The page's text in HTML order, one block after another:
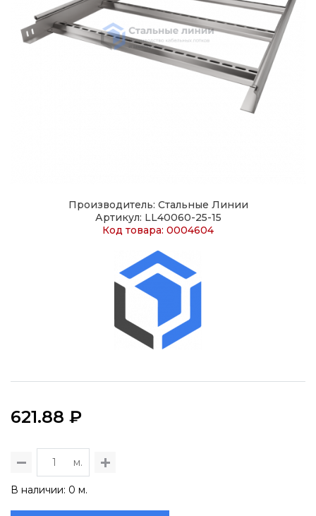
Производитель: Стальные Линии
Артикул: LL40060-25-15
Код товара: 0004604
621.88 ₽
м.
В наличии: 0 м.